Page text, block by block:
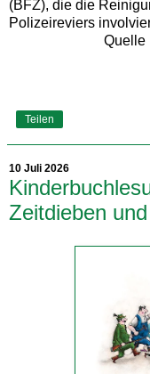
(BFZ), die die
Polizeireviers
Quelle
Teilen
10 Juli 2026
Zeitdieben